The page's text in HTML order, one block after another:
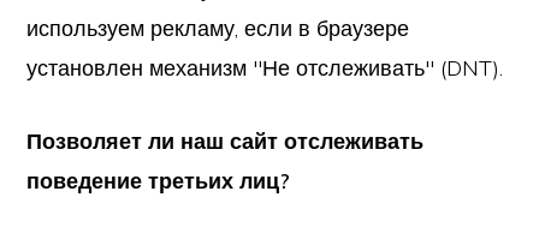
используем рекламу, если в браузере
установлен механизм "Не отслеживать" (DNT).
Позволяет ли наш сайт отслеживать
поведение третьих лиц?